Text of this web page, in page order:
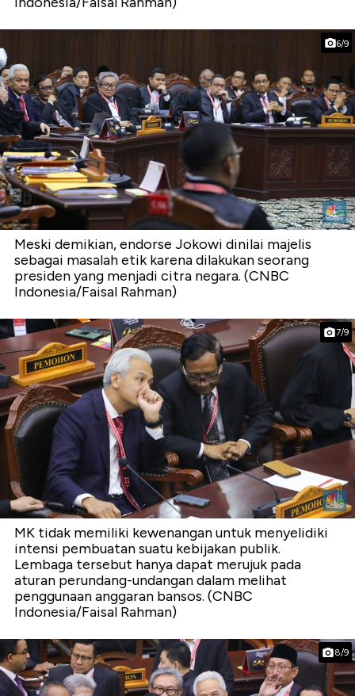
6/9
Meski demikian, endorse Jokowi dinilai majelis
sebagai masalah etik karena dilakukan seorang
presiden yang menjadi citra negara. (CNBC
Indonesia/Faisal Rahman)
7/9
MK tidak memiliki kewenangan untuk menyelidiki
intensi pembuatan suatu kebijakan publik.
Lembaga tersebut hanya dapat merujuk pada
aturan perundang-undangan dalam melihat
penggunaan anggaran bansos. (CNBC
Indonesia/Faisal Rahman)
8/9